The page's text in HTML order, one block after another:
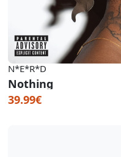
N*E*R*D
Nothing
39.99€